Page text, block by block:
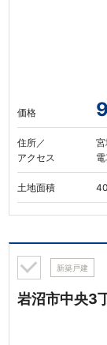
価格
住所／
アクセス
土地面積
新築戸建
岩沼市中央3